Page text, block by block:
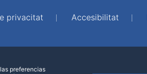
privacitat Accesibilitat
preferencias